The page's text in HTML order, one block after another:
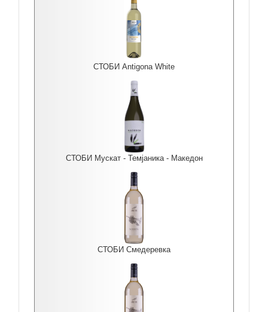
СТОБИ Antigona White
СТОБИ Мускат - Темјаника - Македон
СТОБИ Смедеревка